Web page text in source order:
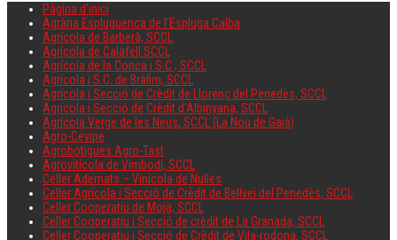
Pàgina d'inici
Agrària Espluguenca de l’Espluga Calba
Agrícola de Barberà, SCCL
Agrícola de Calafell SCCL
Agrícola de la Conca i S.C., SCCL
Agrícola i S.C. de Bràfim, SCCL
Agrícola i Secció de Crèdit de Llorenç del Penedès, SCCL
Agrícola i Secció de Crèdit d’Albinyana, SCCL
Agrícola Verge de les Neus, SCCL (La Nou de Gaià)
Agro-Cevipe
Agrobotigues Agro-Tast
Agrovitícola de Vimbodí, SCCL
Celler Adernats – Vinícola de Nulles
Celler Agrícola i Secció de Crèdit de Bellvei del Penedès, SCCL
Celler Cooperatiu de Moja, SCCL
Celler Cooperatiu i Secció de crèdit de La Granada, SCCL
Celler Cooperatiu i Secció de Crèdit de Vila-rodona, SCCL